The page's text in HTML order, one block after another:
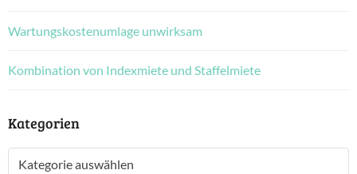
Wartungskostenumlage unwirksam
Kombination von Indexmiete und Staffelmiete
Kategorien
Kategorien